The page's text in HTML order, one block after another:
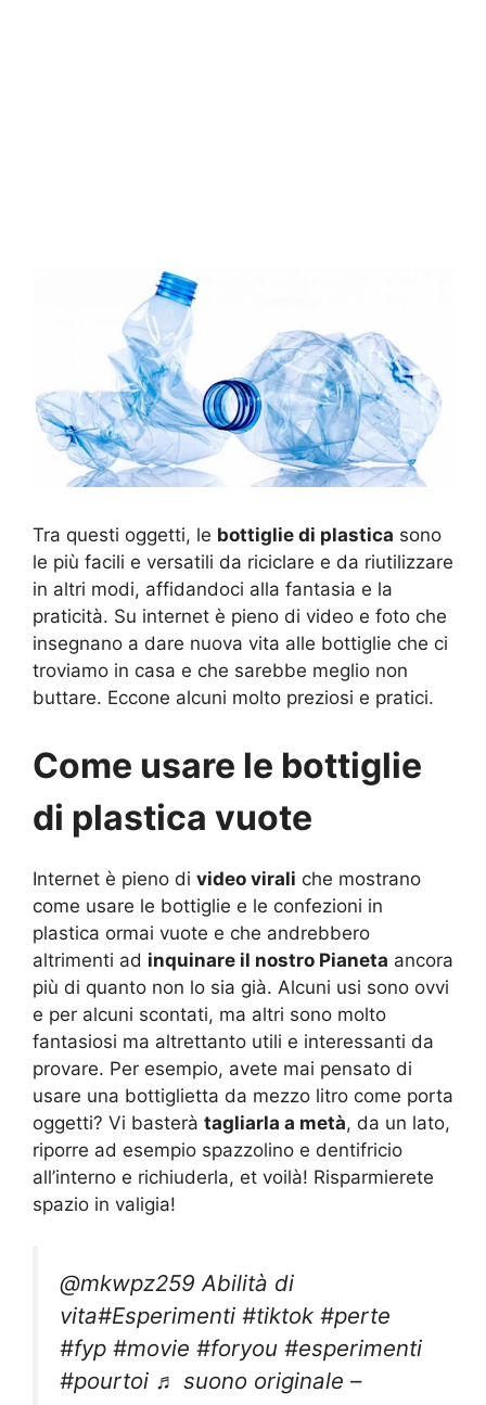
Tra questi oggetti, le bottiglie di plastica sono
le più facili e versatili da riciclare e da riutilizzare
in altri modi, affidandoci alla fantasia e la
praticità. Su internet è pieno di video e foto che
insegnano a dare nuova vita alle bottiglie che ci
troviamo in casa e che sarebbe meglio non
buttare. Eccone alcuni molto preziosi e pratici.
Come usare le bottiglie
di plastica vuote
Internet è pieno di video virali che mostrano
come usare le bottiglie e le confezioni in
plastica ormai vuote e che andrebbero
altrimenti ad inquinare il nostro Pianeta ancora
più di quanto non lo sia già. Alcuni usi sono ovvi
e per alcuni scontati, ma altri sono molto
fantasiosi ma altrettanto utili e interessanti da
provare. Per esempio, avete mai pensato di
usare una bottiglietta da mezzo litro come porta
oggetti? Vi basterà tagliarla a metà, da un lato,
riporre ad esempio spazzolino e dentifricio
all’interno e richiuderla, et voilà! Risparmierete
spazio in valigia!
@mkwpz259 Abilità di
vita#Esperimenti #tiktok #perte
#fyp #movie #foryou #esperimenti
#pourtoi ♬ suono originale –